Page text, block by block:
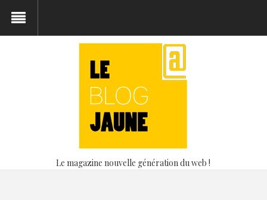
Le magazine nouvelle génération du web !